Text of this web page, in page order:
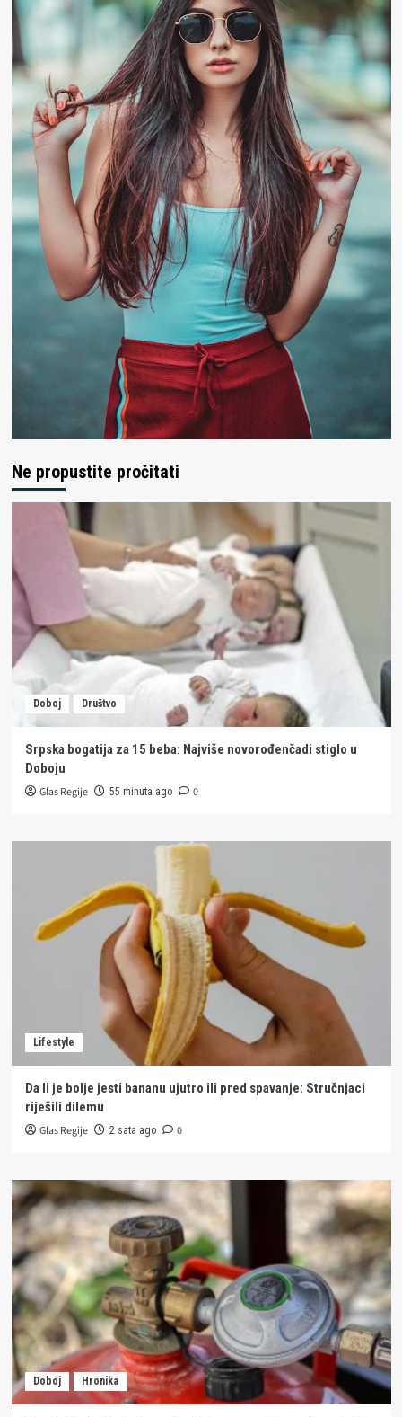
Ne propustite pročitati
Doboj Društvo
Srpska bogatija za 15 beba: Najviše novorođenčadi stiglo u
Doboju
Glas Regije 55 minuta ago 0
Lifestyle
Da li je bolje jesti bananu ujutro ili pred spavanje: Stručnjaci
riješili dilemu
Glas Regije 2 sata ago 0
Doboj Hronika